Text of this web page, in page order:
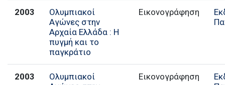
2003
Ολυμπιακοί
Αγώνες στην
Αρχαία Ελλάδα : Η
πυγμή και το
παγκράτιο
Εικονογράφηση
2003
Ολυμπιακοί
Εικονογράφηση